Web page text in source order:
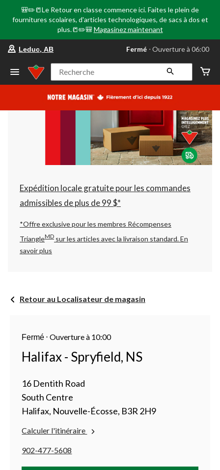
🎒✏️📒Le Retour en classe commence ici. Faites le plein de
fournitures scolaires, d'articles technologiques, de sacs à dos et
plus.📒✏️🎒 Magasinez maintenant
votre
préféré
Leduc,
AB,
courament
Ouverture
à
06:00
cliquer
pour
changer
Leduc, AB Fermé ⋅ Ouverture à 06:00
Recherche
Expédition locale gratuite pour les commandes
admissibles de plus de 99 $*
*Offre exclusive pour les membres Récompenses
TriangleMD sur les articles avec la livraison standard.En
savoir plus
Retour au Localisateur de magasin
Fermé ⋅Ouverture à 10:00
Halifax - Spryfield, NS
16 Dentith Road
South Centre
Halifax, Nouvelle-Écosse, B3R 2H9
Calculer l'itinéraire
902-477-5608